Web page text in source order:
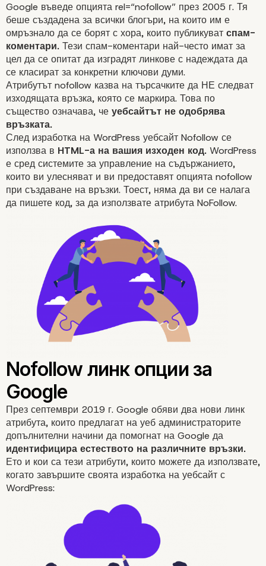
Какво представляват
Nofollow линковете?
Google въведе опцията rel=“nofollow” през 2005 г. Тя
беше създадена за всички блогъри, на които им е
омръзнало да се борят с хора, които публикуват спам-
коментари. Тези спам-коментари най-често имат за
цел да се опитат да изградят линкове с надеждата да
се класират за конкретни ключови думи.
Атрибутът nofollow казва на търсачките да НЕ следват
изходящата връзка, която се маркира. Това по
същество означава, че уебсайтът не одобрява
връзката.
След изработка на WordPress уебсайт Nofollow се
използва в HTML-а на вашия изходен код. WordPress
е сред системите за управление на съдържанието,
които ви улесняват и ви предоставят опцията nofollow
при създаване на връзки. Тоест, няма да ви се налага
да пишете код, за да използвате атрибута NoFollow.
През септември 2019 г. Google обяви два нови линк
атрибута, които предлагат на уеб администраторите
допълнителни начини да помогнат на Google да
идентифицира естеството на различните връзки.
Ето и кои са тези атрибути, които можете да използвате,
когато завършите своята изработка на уебсайт с
WordPress: